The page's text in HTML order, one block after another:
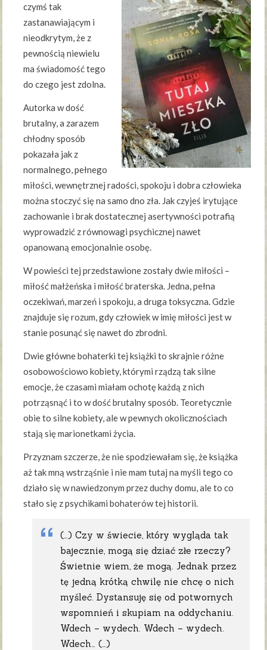
czymś tak
zastanawiającym i
nieodkrytym, że z
pewnością niewielu
ma świadomość tego
do czego jest zdolna.
Autorka w dość
brutalny, a zarazem
chłodny sposób
pokazała jak z
normalnego, pełnego
miłości, wewnętrznej radości, spokoju i dobra człowieka
można stoczyć się na samo dno zła. Jak czyjeś irytujące
zachowanie i brak dostatecznej asertywności potrafią
wyprowadzić z równowagi psychicznej nawet
opanowaną emocjonalnie osobę.
W powieści tej przedstawione zostały dwie miłości –
miłość małżeńska i miłość braterska. Jedna, pełna
oczekiwań, marzeń i spokoju, a druga toksyczna. Gdzie
znajduje się rozum, gdy człowiek w imię miłości jest w
stanie posunąć się nawet do zbrodni.
Dwie główne bohaterki tej książki to skrajnie różne
osobowościowo kobiety, którymi rządzą tak silne
emocje, że czasami miałam ochotę każdą z nich
potrząsnąć i to w dość brutalny sposób. Teoretycznie
obie to silne kobiety, ale w pewnych okolicznościach
stają się marionetkami życia.
Przyznam szczerze, że nie spodziewałam się, że książka
aż tak mną wstrząśnie i nie mam tutaj na myśli tego co
działo się w nawiedzonym przez duchy domu, ale to co
stało się z psychikami bohaterów tej historii.
(…) Czy w świecie, który wygląda tak
bajecznie, mogą się dziać złe rzeczy?
Świetnie wiem, że mogą. Jednak przez
tę jedną krótką chwilę nie chcę o nich
myśleć. Dystansuję się od potwornych
wspomnień i skupiam na oddychaniu.
Wdech – wydech. Wdech – wydech.
Wdech… (…)